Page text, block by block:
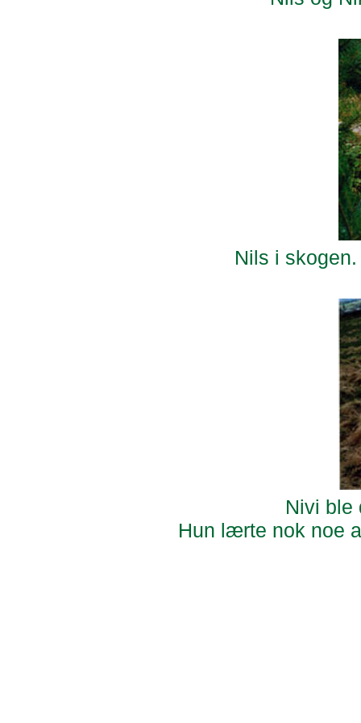
Nils i
Nivi ble
Hun lærte nok noe